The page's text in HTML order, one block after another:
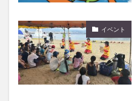
イベント